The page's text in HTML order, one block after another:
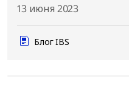
13 июня 2023
Блог IBS